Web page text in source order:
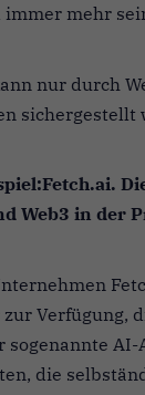
mehr
nur durch
sichergestellt
Web3 in der
Verfügung,
sogenannte
die